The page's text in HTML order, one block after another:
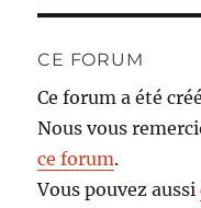
CE FORUM
Ce forum a été
Nous vous
ce forum.
Vous pouvez aussi